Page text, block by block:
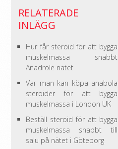
RELATERADE
INLÄGG
Hur får steroid för att bygga
muskelmassa snabbt
Anadrole nätet
Var man kan köpa anabola
steroider för att bygga
muskelmassa i London UK
Beställ steroid för att bygga
muskelmassa snabbt till
salu på nätet i Göteborg